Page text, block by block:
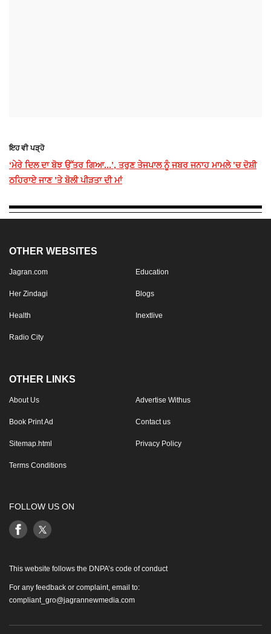
ਇਹ ਵੀ ਪੜ੍ਹੋ
‘ਮੇਰੇ ਦਿਲ ਦਾ ਬੋਝ ਉੱਤਰ ਗਿਆ...’, ਤਰੁਣ ਤੇਜਪਾਲ ਨੂੰ ਜਬਰ ਜਨਾਹ ਮਾਮਲੇ ’ਚ ਦੋਸ਼ੀ
ਠਹਿਰਾਏ ਜਾਣ ’ਤੇ ਬੋਲੀ ਪੀੜਤਾ ਦੀ ਮਾਂ
OTHER WEBSITES
Jagran.com Education
Her Zindagi Blogs
Health Inextlive
Radio City
OTHER LINKS
About Us Advertise Withus
Book Print Ad Contact us
Sitemap.html Privacy Policy
Terms Conditions
FOLLOW US ON
This website follows the DNPA’s code of conduct
For any feedback or complaint, email to:
compliant_gro@jagrannewmedia.com